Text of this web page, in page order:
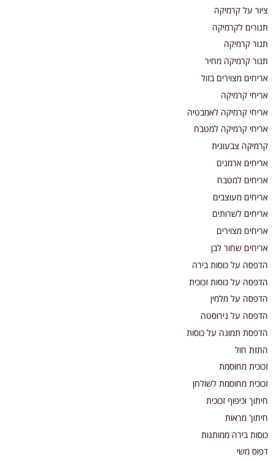
ציור על קרמיקה
תנורים לקרמיקה
תנור קרמיקה
תנור קרמיקה מחיר
אריחים מצוירים בזול
אריחי קרמיקה
אריחי קרמיקה לאמבטיה
אריחי קרמיקה למטבח
קרמיקה צבעונית
אריחים ארמנים
אריחים למטבח
אריחים מעוצבים
אריחים לשרותים
אריחים מצוירים
אריחים שחור לבן
הדפסה על כוסות בירה
הדפסה על כוסות זכוכית
הדפסה על מלמין
הדפסה על נירוסטה
הדפסת תמונה על כוסות
התזת חול
זכוכית מחוסמת
זכוכית מחוסמת לשולחן
חיתוך וכיפוף זכוכית
חיתוך מראות
כוסות בירה ממותגות
דפוס משי